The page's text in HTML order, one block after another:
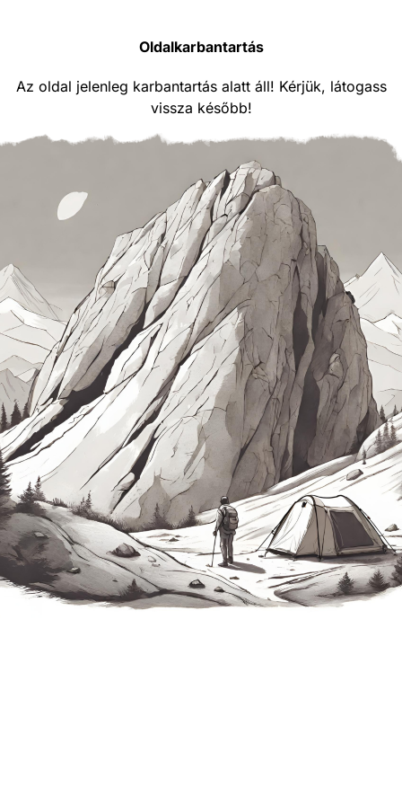
Oldalkarbantartás
Az oldal jelenleg karbantartás alatt áll! Kérjük, látogass
vissza később!